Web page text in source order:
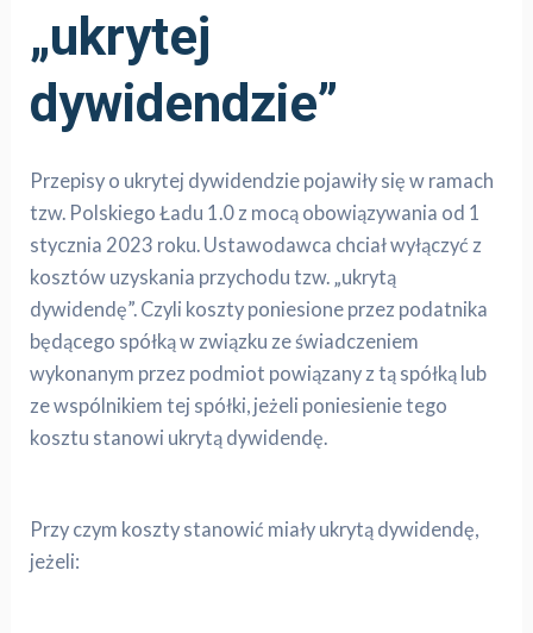
„ukrytej
dywidendzie”
Przepisy o ukrytej dywidendzie pojawiły się w ramach
tzw. Polskiego Ładu 1.0 z mocą obowiązywania od 1
stycznia 2023 roku. Ustawodawca chciał wyłączyć z
kosztów uzyskania przychodu tzw. „ukrytą
dywidendę”. Czyli koszty poniesione przez podatnika
będącego spółką w związku ze świadczeniem
wykonanym przez podmiot powiązany z tą spółką lub
ze wspólnikiem tej spółki, jeżeli poniesienie tego
kosztu stanowi ukrytą dywidendę.
Przy czym koszty stanowić miały ukrytą dywidendę,
jeżeli: